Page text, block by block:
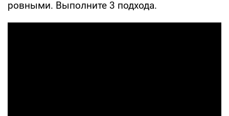
ровными. Выполните 3 подхода.